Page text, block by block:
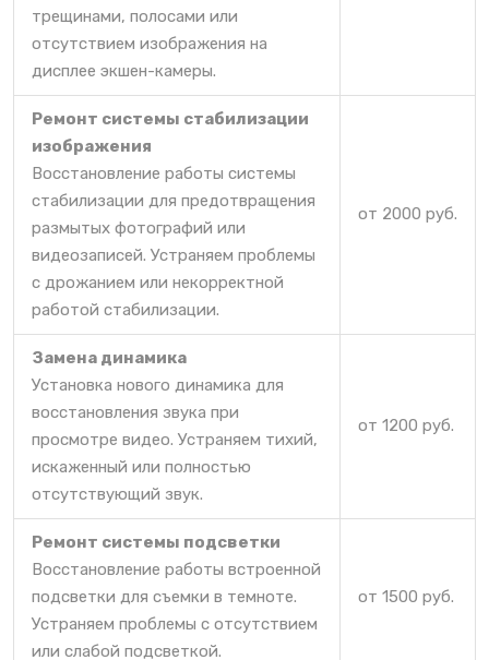
трещинами, полосами или
отсутствием изображения на
дисплее экшен-камеры.
Ремонт системы стабилизации
изображения
Восстановление работы системы
стабилизации для предотвращения
размытых фотографий или
видеозаписей. Устраняем проблемы
с дрожанием или некорректной
работой стабилизации.
от 2000 руб.
Замена динамика
Установка нового динамика для
восстановления звука при
просмотре видео. Устраняем тихий,
искаженный или полностью
отсутствующий звук.
от 1200 руб.
Ремонт системы подсветки
Восстановление работы встроенной
подсветки для съемки в темноте.
Устраняем проблемы с отсутствием
или слабой подсветкой.
от 1500 руб.